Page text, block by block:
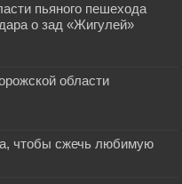
пьяного пешехода
о зад «Жигулей»
области
чтобы сжечь любимую